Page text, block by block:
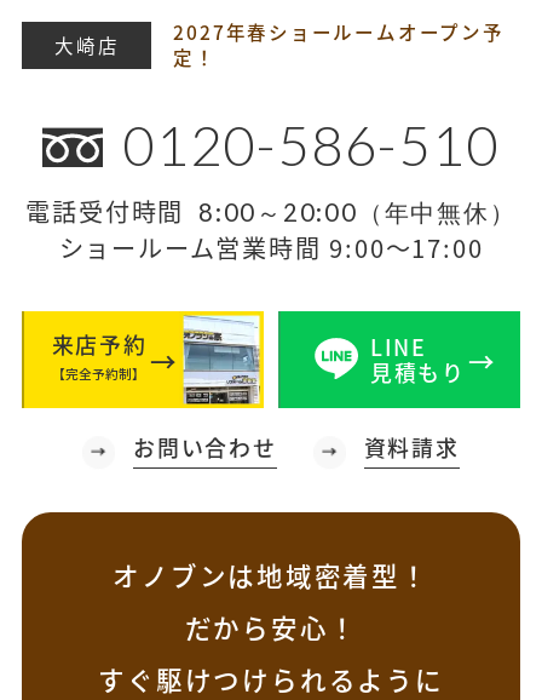
大崎店
2027年春ショールームオープン予
定！
0120-586-510
電話受付時間 8:00～20:00（年中無休）
ショールーム営業時間 9:00～17:00
来店予約
【完全予約制】
LINE
見積もり
お問い合わせ 資料請求
オノブンは地域密着型！
だから安心！
すぐ駆けつけられるように